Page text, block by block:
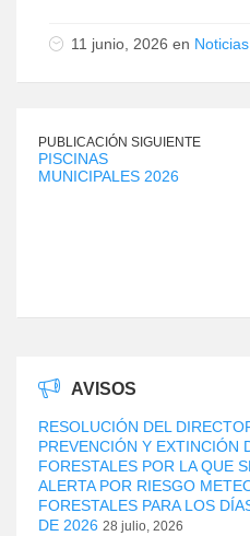
11 junio, 2026 en Noticias
PUBLICACIÓN SIGUIENTE
PISCINAS
MUNICIPALES 2026
AVISOS
RESOLUCIÓN DEL
PREVENCIÓN Y EXTINCIÓN
FORESTALES POR LA QUE
ALERTA POR RIESGO
FORESTALES PARA LOS
DE 2026 28 julio, 2026